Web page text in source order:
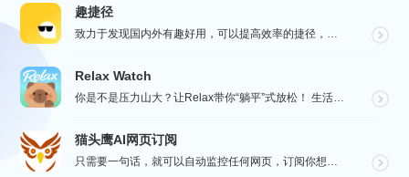
趣捷径
致力于发现国内外有趣好用，可以提高效率的捷径，让你的手机变得更有趣，更好用，在“趣捷径” APP， ...
Relax Watch
你是不是压力山大？让Relax带你“躺平”式放松！ 生活节奏飞快，压力如影随形？渴望片刻宁静？别担心...
猫头鹰AI网页订阅
只需要一句话，就可以自动监控任何网页，订阅你想要的信息。